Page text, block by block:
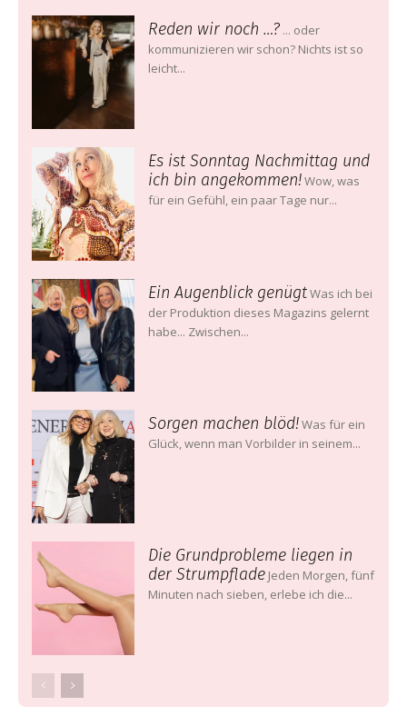
Reden wir noch …? ... oder
kommunizieren wir schon? Nichts ist so
leicht...
Es ist Sonntag Nachmittag und
ich bin angekommen!Wow, was
für ein Gefühl, ein paar Tage nur...
Ein Augenblick genügtWas ich bei
der Produktion dieses Magazins gelernt
habe... Zwischen...
Sorgen machen blöd!Was für ein
Glück, wenn man Vorbilder in seinem...
Die Grundprobleme liegen in
der Strumpflade Jeden Morgen, fünf
Minuten nach sieben, erlebe ich die...